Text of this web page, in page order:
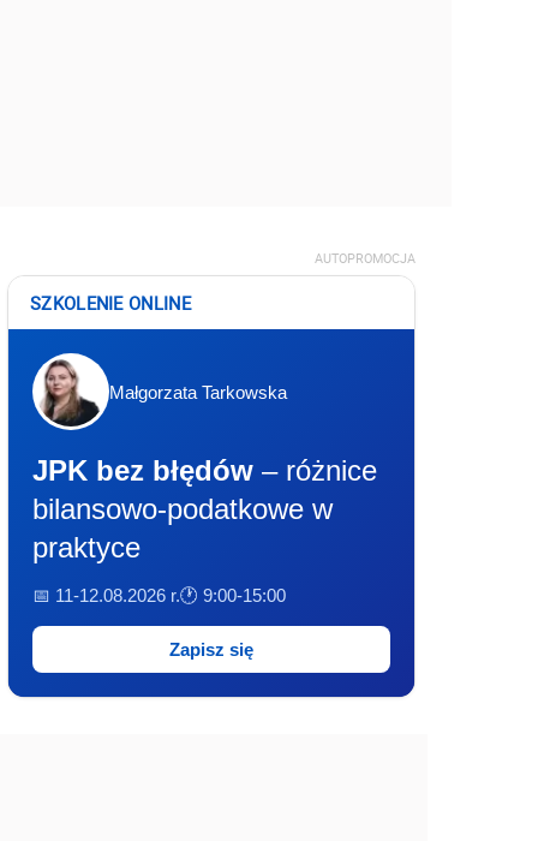
AUTOPROMOCJA
SZKOLENIE ONLINE
Małgorzata Tarkowska
JPK bez błędów – różnice
bilansowo-podatkowe w
praktyce
📅 11-12.08.2026 r.🕐 9:00-15:00
Zapisz się